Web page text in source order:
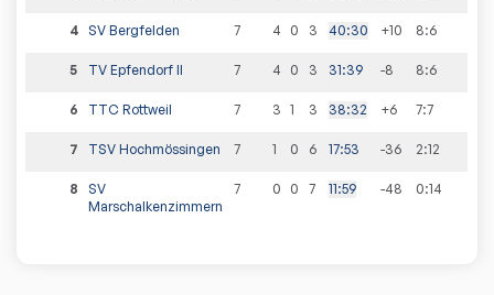
4 SV Bergfelden 7 4 0 3 40:30 +10 8:6
5 TV Epfendorf II 7 4 0 3 31:39 -8 8:6
6 TTC Rottweil 7 3 1 3 38:32 +6 7:7
7 TSV Hochmössingen 7 1 0 6 17:53 -36 2:12
8
SV
Marschalkenzimmern
7 0 0 7 11:59 -48 0:14